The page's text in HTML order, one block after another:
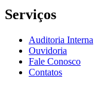
Serviços
Auditoria Interna
Ouvidoria
Fale Conosco
Contatos